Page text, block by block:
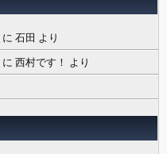
に 石田 より
に 西村です！ より